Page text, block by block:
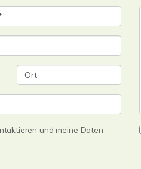
und meine Daten